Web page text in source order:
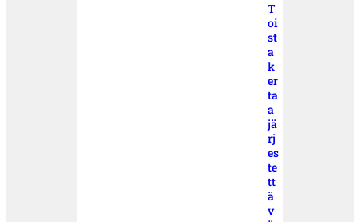
T
oi
st
a
k
er
ta
a
jä
rj
es
te
tt
ä
v